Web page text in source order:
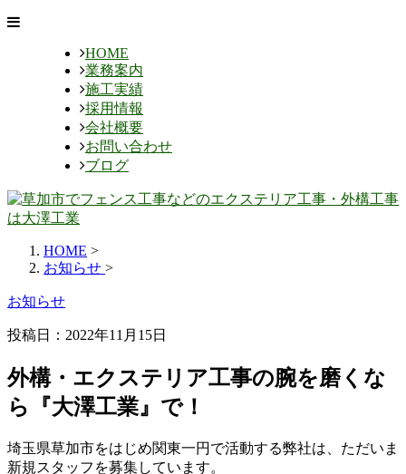
HOME
業務案内
施工実績
採用情報
会社概要
お問い合わせ
ブログ
HOME >
お知らせ >
お知らせ
投稿日：2022年11月15日
外構・エクステリア工事の腕を磨くな
ら『大澤工業』で！
埼玉県草加市をはじめ関東一円で活動する弊社は、ただいま
新規スタッフを募集しています。